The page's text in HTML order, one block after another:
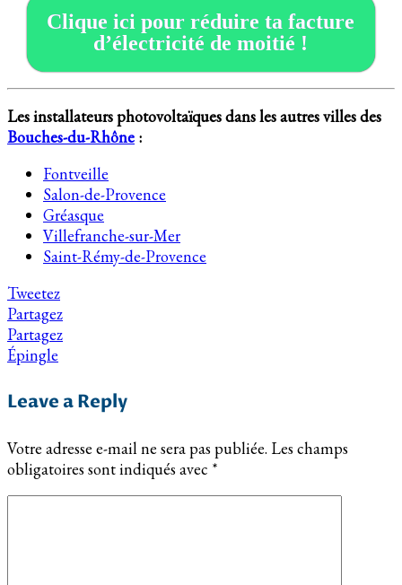
Clique ici pour réduire ta facture
d’électricité de moitié !
Les installateurs photovoltaïques dans les autres villes des
Bouches-du-Rhône :
Fontveille
Salon-de-Provence
Gréasque
Villefranche-sur-Mer
Saint-Rémy-de-Provence
Tweetez
Partagez
Partagez
Épingle
Leave a Reply
Votre adresse e-mail ne sera pas publiée. Les champs
obligatoires sont indiqués avec *